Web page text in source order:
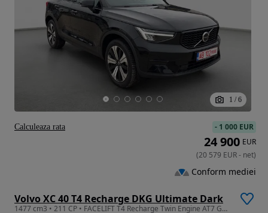
1 / 6
Volvo XC 40 T4 Recharge DKG Ultimate Dark
1477 cm3 • 211 CP • FACELIFT T4 Recharge Twin Engine AT7 Germania Garantie
- 1 000 EUR
24 900 EUR
(20 579 EUR- net)
Conform mediei
Calculeaza rata